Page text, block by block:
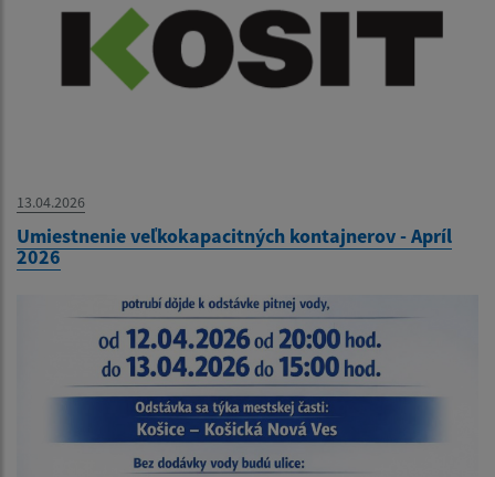
13.04.2026
Umiestnenie veľkokapacitných kontajnerov - Apríl
2026